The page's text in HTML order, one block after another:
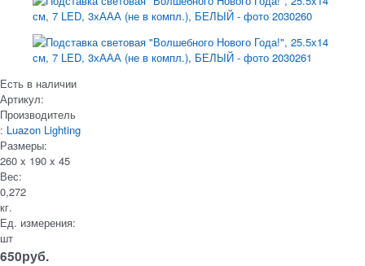
Есть в наличии
Артикул:
Производитель
: Luazon Lighting
Размеры:
260 x 190 x 45
Вес:
0,272
кг.
Ед. измерения:
шт
650руб.